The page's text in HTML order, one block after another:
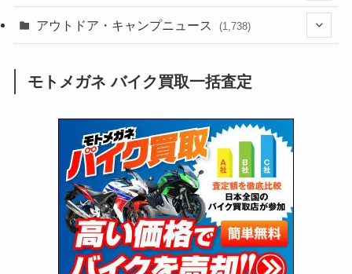
(60)
(31)
(51)
(34)
(5)
(12)
(63)
(38)
(24)
(16)
(25)
(24)
(46)
(15)
(249)
(64)
(16)
(62)
(4)
(6)
(17)
(2,473)
(249)
(1,226)
(12)
(131)
(38)
(131)
(167)
(85)
(21)
(61)
(171)
(98)
(13)
(274)
(171) (47)
(66)
(16)
(141)
(254)
(204)
(1,139)
(166)
(23)
(33)
(34)
(35)
(415)
(16)
(137)
(72)
(2,739)
(126)
(170)
(211) (132)
(171)
(118)
(27)
アウトドア・キャンプニュース (1,738)
(1,605)
(147)
(13)
(19)
(12)
モトメガネ バイク買取一括査定